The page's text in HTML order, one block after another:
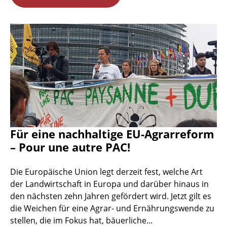
Für eine nachhaltige EU-Agrarreform
– Pour une autre PAC!
Die Europäische Union legt derzeit fest, welche Art
der Landwirtschaft in Europa und darüber hinaus in
den nächsten zehn Jahren gefördert wird. Jetzt gilt es
die Weichen für eine Agrar- und Ernährungswende zu
stellen, die im Fokus hat, bäuerliche...